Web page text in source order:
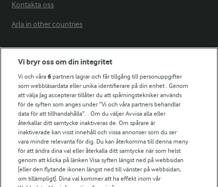
Kontakta oss
Arla in other countries
Fler Arlasajter
För ägare
Arlas kundportal
Arla.com
Falbygdens Ost
Arla webbshop
Bildbank
Vi bryr oss om din integritet
Vi och våra6 partners lagrar och får tillgång till personuppgifter
som webbläsardata eller unika identifierare på din enhet . Genom
att välja Jag accepterar tillåter du att spårningstekniker används
för de syften som anges under ”Vi och våra partners behandlar
data för att tillhandahålla”. . Om du väljer Avvisa alla eller
återkallar ditt samtycke inaktiveras de. Om spårare är
inaktiverade kan visst innehåll och vissa annonser som du ser
vara mindre relevanta för dig. Du kan återkomma till denna meny
för att ändra dina val eller återkalla ditt samtycke när som helst
genom att klicka på länken Visa syften längst ned på webbsidan
[eller den flytande ikonen längst ned till vänster på webbsidan,
om tillämpligt]. Dina val kommer att ha effekt inom vår